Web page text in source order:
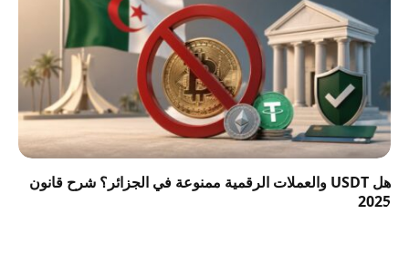
هل USDT والعملات الرقمية ممنوعة في الجزائر؟ شرح قانون
2025